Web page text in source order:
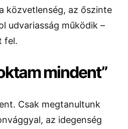
közvetlenség, az őszinte
udvariasság működik –
fel.
mindent”
Csak megtanultunk
az idegenség